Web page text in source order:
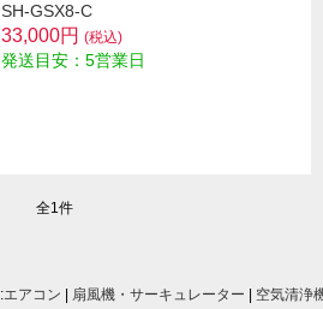
SH-GSX8-C
33,000円 (税込)
発送目安：5営業日
全1件
:エアコン 扇風機・サーキュレーター 空気清浄